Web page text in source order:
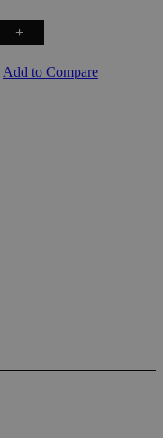
+
Add to Compare